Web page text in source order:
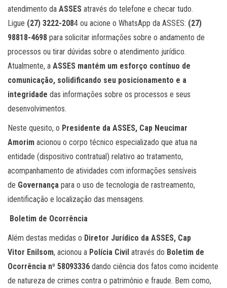
atendimento da ASSES através do telefone e checar tudo.
Ligue (27) 3222-2084 ou acione o WhatsApp da ASSES: (27)
98818-4698 para solicitar informações sobre o andamento de
processos ou tirar dúvidas sobre o atendimento jurídico.
Atualmente, a ASSES mantém um esforço contínuo de
comunicação, solidificando seu posicionamento e a
integridade das informações sobre os processos e seus
desenvolvimentos.
Neste quesito, o Presidente da ASSES, Cap Neucimar
Amorim acionou o corpo técnico especializado que atua na
entidade (dispositivo contratual) relativo ao tratamento,
acompanhamento de atividades com informações sensíveis
de Governança para o uso de tecnologia de rastreamento,
identificação e localização das mensagens.
Boletim de Ocorrência
Além destas medidas o Diretor Jurídico da ASSES, Cap
Vitor Enilsom, acionou a Polícia Civil através do Boletim de
Ocorrência nº 58093336 dando ciência dos fatos como incidente
de natureza de crimes contra o patrimônio e fraude. Bem como,